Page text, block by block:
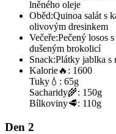
lněného oleje
Oběd:Quinoa salát s
olivovým dresinkem
Večeře:Pečený losos
dušeným brokolicí
Snack:Plátky jablka s
Kalorie🔥: 1600
Tuky 💧: 65g
Sacharidy🌾: 150g
Bílkoviny🥩: 110g
Den 2